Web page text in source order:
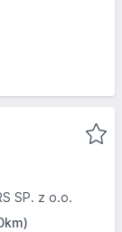
SP. z o.o.